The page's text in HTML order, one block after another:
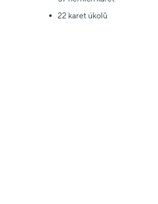
22 karet úkolů